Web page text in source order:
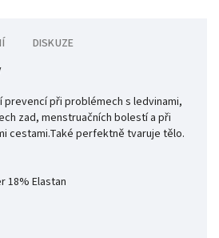
DISKUZE
prevencí při problémech s ledvinami,
zad, menstruačních bolestí a při
cestami.Také perfektně tvaruje tělo.
18% Elastan